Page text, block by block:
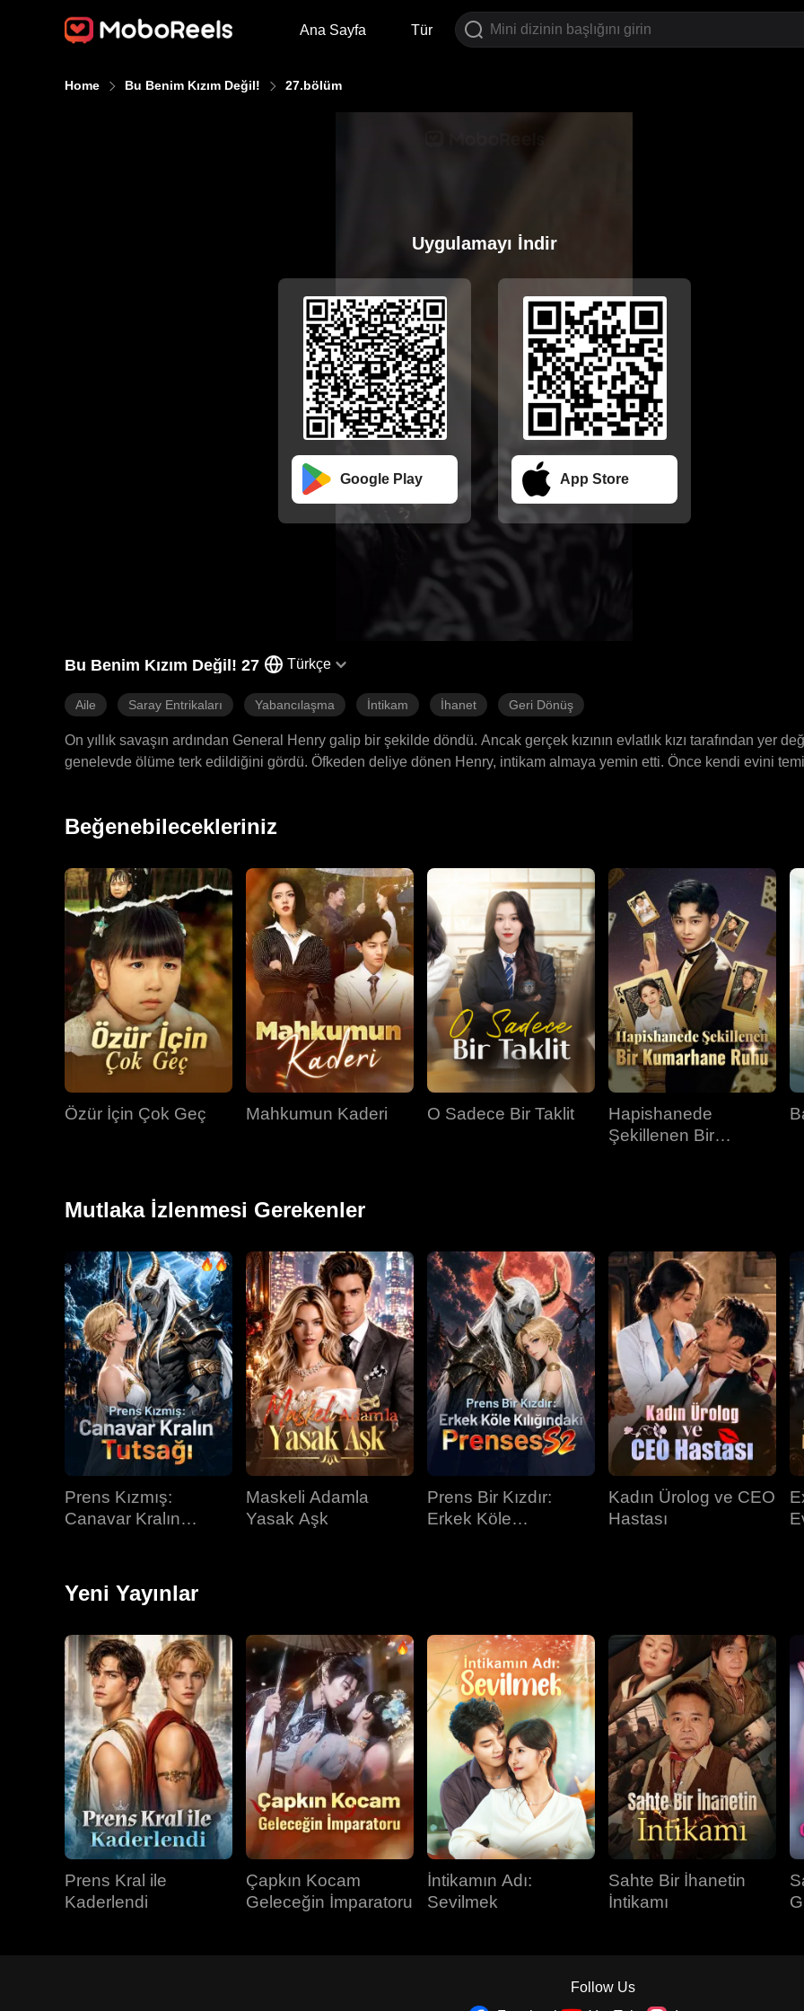
Ana Sayfa Tür
Home Bu Benim Kızım Değil! 27.bölüm
Uygulamayı İndir
Google Play App Store
Bu Benim Kızım Değil! 27 Türkçe
Aile Saray Entrikaları Yabancılaşma İntikam İhanet Geri Dönüş
On yıllık savaşın ardından General Henry galip bir şekilde döndü. Ancak gerçek kızının evlatlık kızı tarafından yer
genelevde ölüme terk edildiğini gördü. Öfkeden deliye dönen Henry, intikam almaya yemin etti. Önce kendi evini
Beğenebilecekleriniz
Özür İçin Çok Geç Mahkumun Kaderi O Sadece Bir Taklit
Hapishanede
Şekillenen Bir
Mutlaka İzlenmesi Gerekenler
Prens Kızmış:
Canavar Kralın
Maskeli Adamla
Yasak Aşk
Prens Bir Kızdır:
Erkek Köle
Kadın Ürolog ve CEO
Hastası
Yeni Yayınlar
Prens Kral ile
Kaderlendi
Çapkın Kocam
Geleceğin İmparatoru
İntikamın Adı:
Sevilmek
Sahte Bir İhanetin
İntikamı
Follow Us